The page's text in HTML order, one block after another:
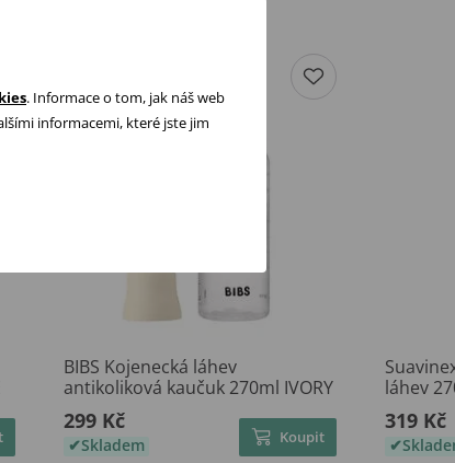
BIBS Kojenecká láhev
antikoliková kaučuk 270ml IVORY
299 Kč
Skladem Koupit
láhev
319 Kč
. Informace o tom, jak náš web
informacemi, které jste jim